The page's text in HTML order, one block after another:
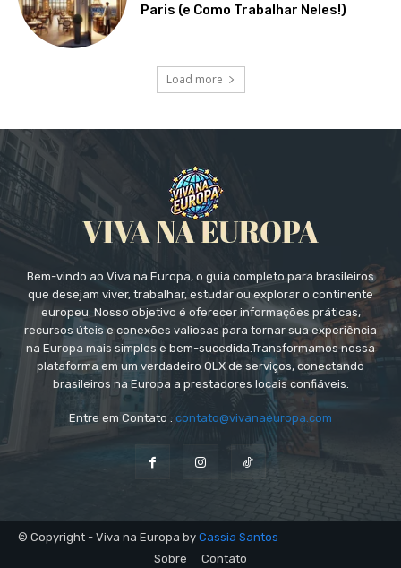
Paris (e Como Trabalhar Neles!)
Load more
Bem-vindo ao Viva na Europa, o guia completo para brasileiros
que desejam viver, trabalhar, estudar ou explorar o continente
europeu. Nosso objetivo é oferecer informações práticas,
recursos úteis e conexões valiosas para tornar sua experiência
na Europa mais simples e bem-sucedida.Transformamos nossa
plataforma em um verdadeiro OLX de serviços, conectando
brasileiros na Europa a prestadores locais confiáveis.
Entre em Contato : contato@vivanaeuropa.com
© Copyright - Viva na Europa by Cassia Santos
Sobre
Contato